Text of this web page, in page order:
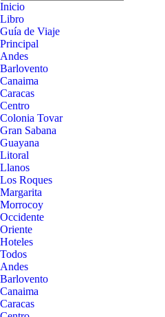
Inicio
Libro
Guía de Viaje
Principal
Andes
Barlovento
Canaima
Caracas
Centro
Colonia Tovar
Gran Sabana
Guayana
Litoral
Llanos
Los Roques
Margarita
Morrocoy
Occidente
Oriente
Hoteles
Todos
Andes
Barlovento
Canaima
Caracas